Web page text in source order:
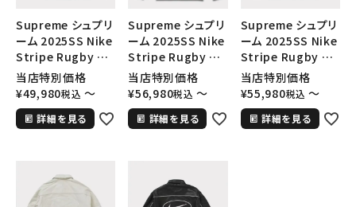
Supreme シュプリ
ーム 2025SS Nike
Stripe Rugby ナ
イキストライプラグ
ビー レッド 赤
当店特別価格
¥49,980税込 〜
詳細を見る
Supreme シュプリ
ーム 2025SS Nike
Stripe Rugby ナ
イキストライプラグ
ビー パープル
当店特別価格
¥56,980税込 〜
詳細を見る
Supreme シュプリ
ーム 2025SS Nike
Stripe Rugby ナ
イキストライプラグ
ビー ブラック 黒
当店特別価格
¥55,980税込 〜
詳細を見る